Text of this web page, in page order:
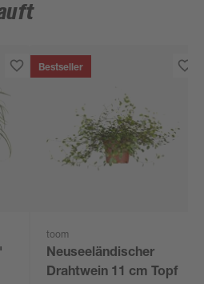
Bestseller
toom
Neuseeländischer
Drahtwein 11 cm Topf